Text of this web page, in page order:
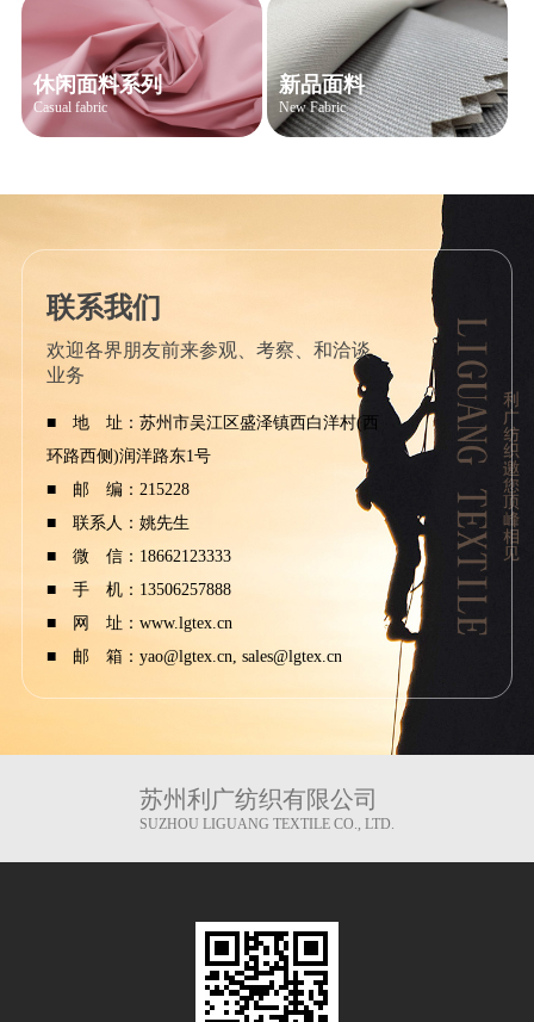
休闲面料系列
Casual fabric
新品面料
New Fabric
联系我们
欢迎各界朋友前来参观、考察、和洽谈
业务
■ 地 址：苏州市吴江区盛泽镇西白洋村(西
环路西侧)润洋路东1号
■ 邮 编：215228
■ 联系人：姚先生
■ 微 信：18662123333
■ 手 机：13506257888
■ 网 址：www.lgtex.cn
■ 邮 箱：yao@lgtex.cn, sales@lgtex.cn
苏州利广纺织有限公司
SUZHOU LIGUANG TEXTILE CO., LTD.